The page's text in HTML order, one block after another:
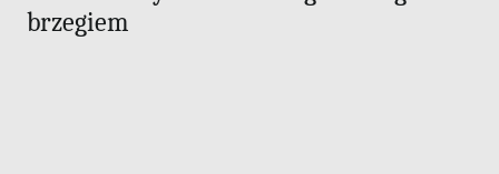
brzegiem